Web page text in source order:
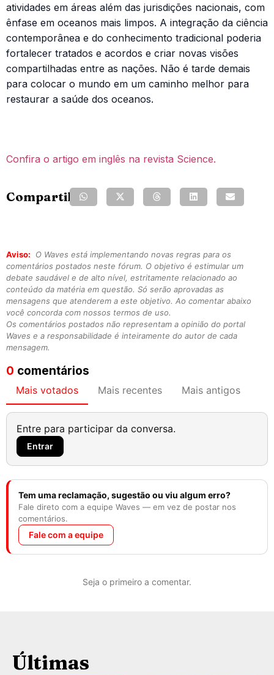
atividades em áreas além das jurisdições nacionais, com
ênfase em oceanos mais limpos. A integração da ciência
contemporânea e do conhecimento tradicional poderia
fortalecer tratados e acordos e criar novas visões
compartilhadas entre as nações. Não é tarde demais
para colocar o mundo em um caminho melhor para
restaurar a saúde dos oceanos.
Confira o artigo em inglês na revista Science.
Compartilhe:
Aviso:
O Waves está implementando novas regras para os
comentários postados neste fórum. O objetivo é estimular um
debate saudável e de alto nível, estritamente relacionado ao
conteúdo da matéria em questão. Só serão aprovadas as
mensagens que atenderem a este objetivo. Ao comentar abaixo
você concorda com nossos termos de uso.
Os comentários postados não representam a opinião do portal
Waves e a responsabilidade é inteiramente do autor de cada
mensagem.
0 comentários
Mais votados Mais recentes Mais antigos
Entre para participar da conversa.
Entrar
Tem uma reclamação, sugestão ou viu algum erro?
Fale direto com a equipe Waves — em vez de postar nos
comentários.
Fale com a equipe
Seja o primeiro a comentar.
Últimas